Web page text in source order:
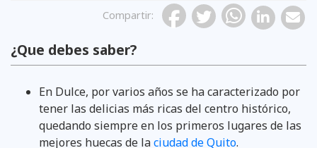
Compartir:
¿Que debes saber?
En Dulce, por varios años se ha caracterizado por
tener las delicias más ricas del centro histórico,
quedando siempre en los primeros lugares de las
mejores huecas de laciudad de Quito.